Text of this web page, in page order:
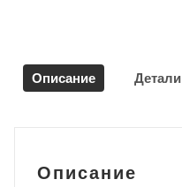
Infiniti
QX56
Описание Детали
Описание